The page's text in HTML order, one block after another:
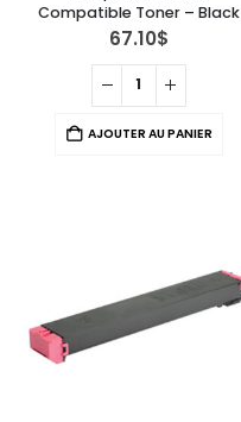
Compatible Toner – Black
67.10$
AJOUTER AU PANIER